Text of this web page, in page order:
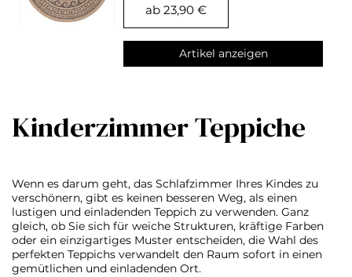
ab 23,90 €
Artikel anzeigen
Kinderzimmer Teppiche
Wenn es darum geht, das Schlafzimmer Ihres Kindes zu
verschönern, gibt es keinen besseren Weg, als einen
lustigen und einladenden Teppich zu verwenden. Ganz
gleich, ob Sie sich für weiche Strukturen, kräftige Farben
oder ein einzigartiges Muster entscheiden, die Wahl des
perfekten Teppichs verwandelt den Raum sofort in einen
gemütlichen und einladenden Ort.